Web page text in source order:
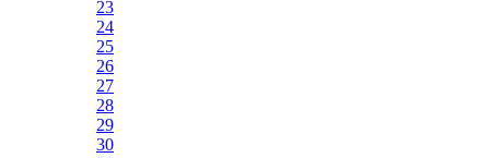
23
24
25
26
27
28
29
30